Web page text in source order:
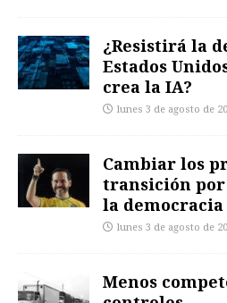
¿Resistirá la
Estados
crea la IA?
lunes 3 de agosto de
Cambiar los
transición
la democracia
lunes 3 de agosto de
Menos